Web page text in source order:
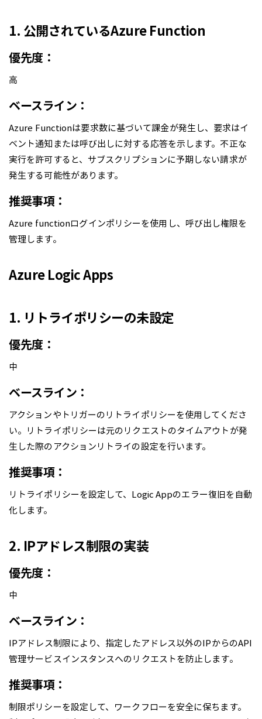
1. 公開されているAzure Function
優先度：
高
ベースライン：
Azure Functionは要求数に基づいて課金が発生し、要求はイ
ベント通知または呼び出しに対する応答を示します。不正な
実行を許可すると、サブスクリプションに予期しない請求が
発生する可能性があります。
推奨事項：
Azure functionログインポリシーを使用し、呼び出し権限を
管理します。
Azure Logic Apps
1. リトライポリシーの未設定
優先度：
中
ベースライン：
アクションやトリガーのリトライポリシーを使用してくださ
い。リトライポリシーは元のリクエストのタイムアウトが発
生した際のアクションリトライの設定を行います。
推奨事項：
リトライポリシーを設定して、Logic Appのエラー復旧を自動
化します。
2. IPアドレス制限の実装
優先度：
中
ベースライン：
IPアドレス制限により、指定したアドレス以外のIPからのAPI
管理サービスインスタンスへのリクエストを防止します。
推奨事項：
制限ポリシーを設定して、ワークフローを安全に保ちます。